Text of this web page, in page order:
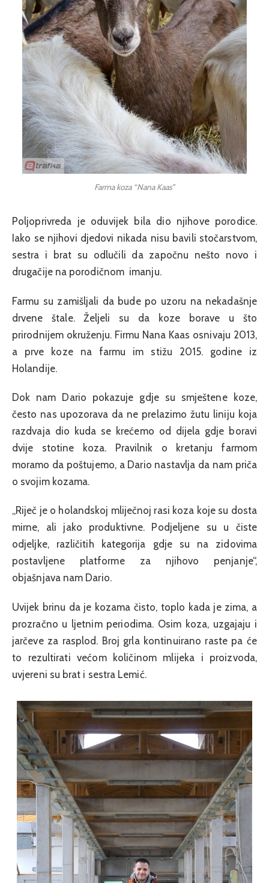
Farma koza “Nana Kaas”
Poljoprivreda je oduvijek bila dio njihove porodice.
Iako se njihovi djedovi nikada nisu bavili stočarstvom,
sestra i brat su odlučili da započnu nešto novo i
drugačije na porodičnom imanju.
Farmu su zamišljali da bude po uzoru na nekadašnje
drvene štale. Željeli su da koze borave u što
prirodnijem okruženju. Firmu Nana Kaas osnivaju 2013,
a prve koze na farmu im stižu 2015. godine iz
Holandije.
Dok nam Dario pokazuje gdje su smještene koze,
često nas upozorava da ne prelazimo žutu liniju koja
razdvaja dio kuda se krećemo od dijela gdje boravi
dvije stotine koza. Pravilnik o kretanju farmom
moramo da poštujemo, a Dario nastavlja da nam priča
o svojim kozama.
„Riječ je o holandskoj mliječnoj rasi koza koje su dosta
mirne, ali jako produktivne. Podjeljene su u čiste
odjeljke, različitih kategorija gdje su na zidovima
postavljene platforme za njihovo penjanje“,
objašnjava nam Dario.
Uvijek brinu da je kozama čisto, toplo kada je zima, a
prozračno u ljetnim periodima. Osim koza, uzgajaju i
jarčeve za rasplod. Broj grla kontinuirano raste pa će
to rezultirati većom količinom mlijeka i proizvoda,
uvjereni su brat i sestra Lemić.